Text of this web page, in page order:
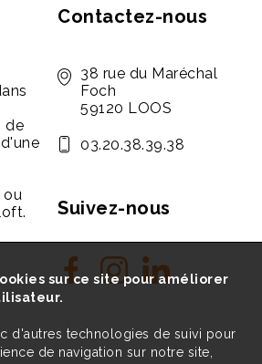
de
ou
Contactez-nous
38 rue du Maréchal
Foch
59120 LOOS
03.20.38.39.38
Suivez-nous
sur ce site pour améliorer
d'autres technologies de suivi pour
de navigation sur notre site,